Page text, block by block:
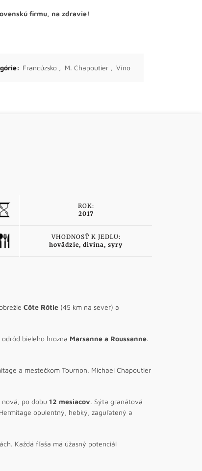
firmu, na zdravie!
Francúzsko , M. Chapoutier , Víno
ROK:
2017
VHODNOSŤ K JEDLU:
hovädzie, divina, syry
Côte Rôtie (45 km na sever) a
bieleho hrozna Marsanne a Roussanne.
a mestečkom Tournon. Michael Chapoutier
po dobu 12 mesiacov. Sýta granátová
opulentný, hebký, zaguľatený a
Každá fľaša má úžasný potenciál